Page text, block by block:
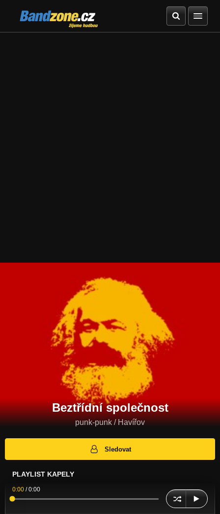
Bandzone.cz
žijeme hudbou
Beztřídní společnost
punk-punk / Havířov
Sledovat
PLAYLIST KAPELY
0:00 /0:00